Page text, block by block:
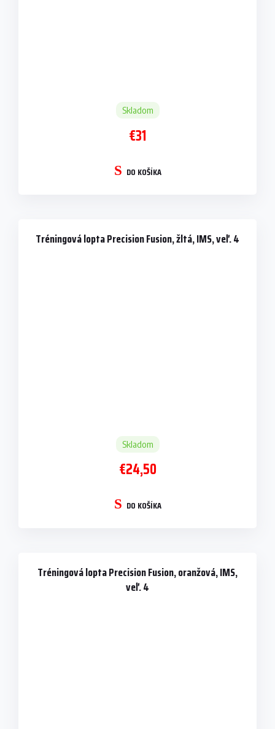
Skladom
€31
DO KOŠÍKA
Tréningová lopta Precision Fusion, žltá, IMS, veľ. 4
Skladom
€24,50
DO KOŠÍKA
Tréningová lopta Precision Fusion, oranžová, IMS,
veľ. 4